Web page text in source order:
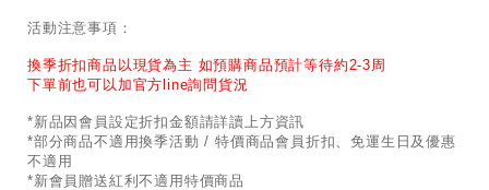
活動注意事項：
換季折扣商品以現貨為主 如預購商品預計等待約2-3周
下單前也可以加官方line詢問貨況
*新品因會員設定折扣金額請詳讀上方資訊
*部分商品不適用換季活動 / 特價商品會員折扣、免運生日及優惠
不適用
*新會員贈送紅利不適用特價商品